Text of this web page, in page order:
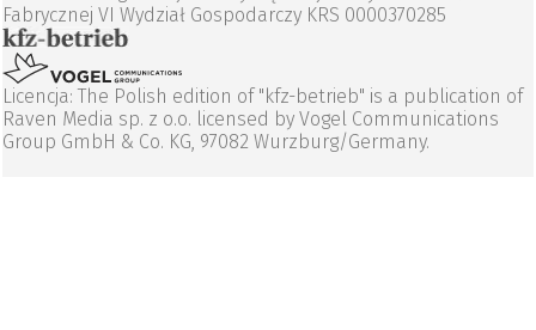
Fabrycznej VI Wydział Gospodarczy KRS 0000370285
Licencja: The Polish edition of "kfz-betrieb" is a publication of
Raven Media sp. z o.o. licensed by Vogel Communications
Group GmbH & Co. KG, 97082 Wurzburg/Germany.